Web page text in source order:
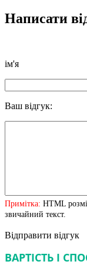
Написати
ім'я
Ваш відгук:
Примітка: HTML
звичайний текст.
Відправити відгук
ВАРТІСТЬ І